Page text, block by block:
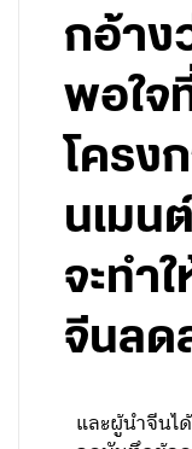
กอ้าง
พอใจ
โครง
นเมน
จะทำ
จีนลด
และผู้นำจีนไ